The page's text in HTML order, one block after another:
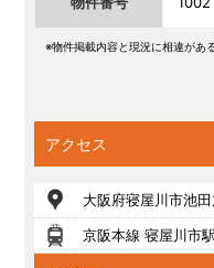
※物件掲載内容と現況に相違があ
アクセス
大阪府寝屋川市池
京阪本線 寝屋川市